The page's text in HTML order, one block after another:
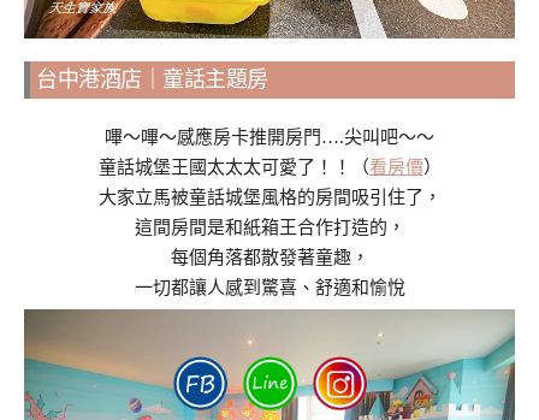
台中港酒店｜童話主題房
嗶～嗶～感應房卡推開房門….尖叫吧～～
童話城堡王國太太太可愛了！！（看房價）
大家立馬被童話城堡風格的房間吸引住了，
這間房間是和紙箱王合作打造的，
每個角落都散發著童趣，
一切都讓人感到驚喜、舒適和愉悅